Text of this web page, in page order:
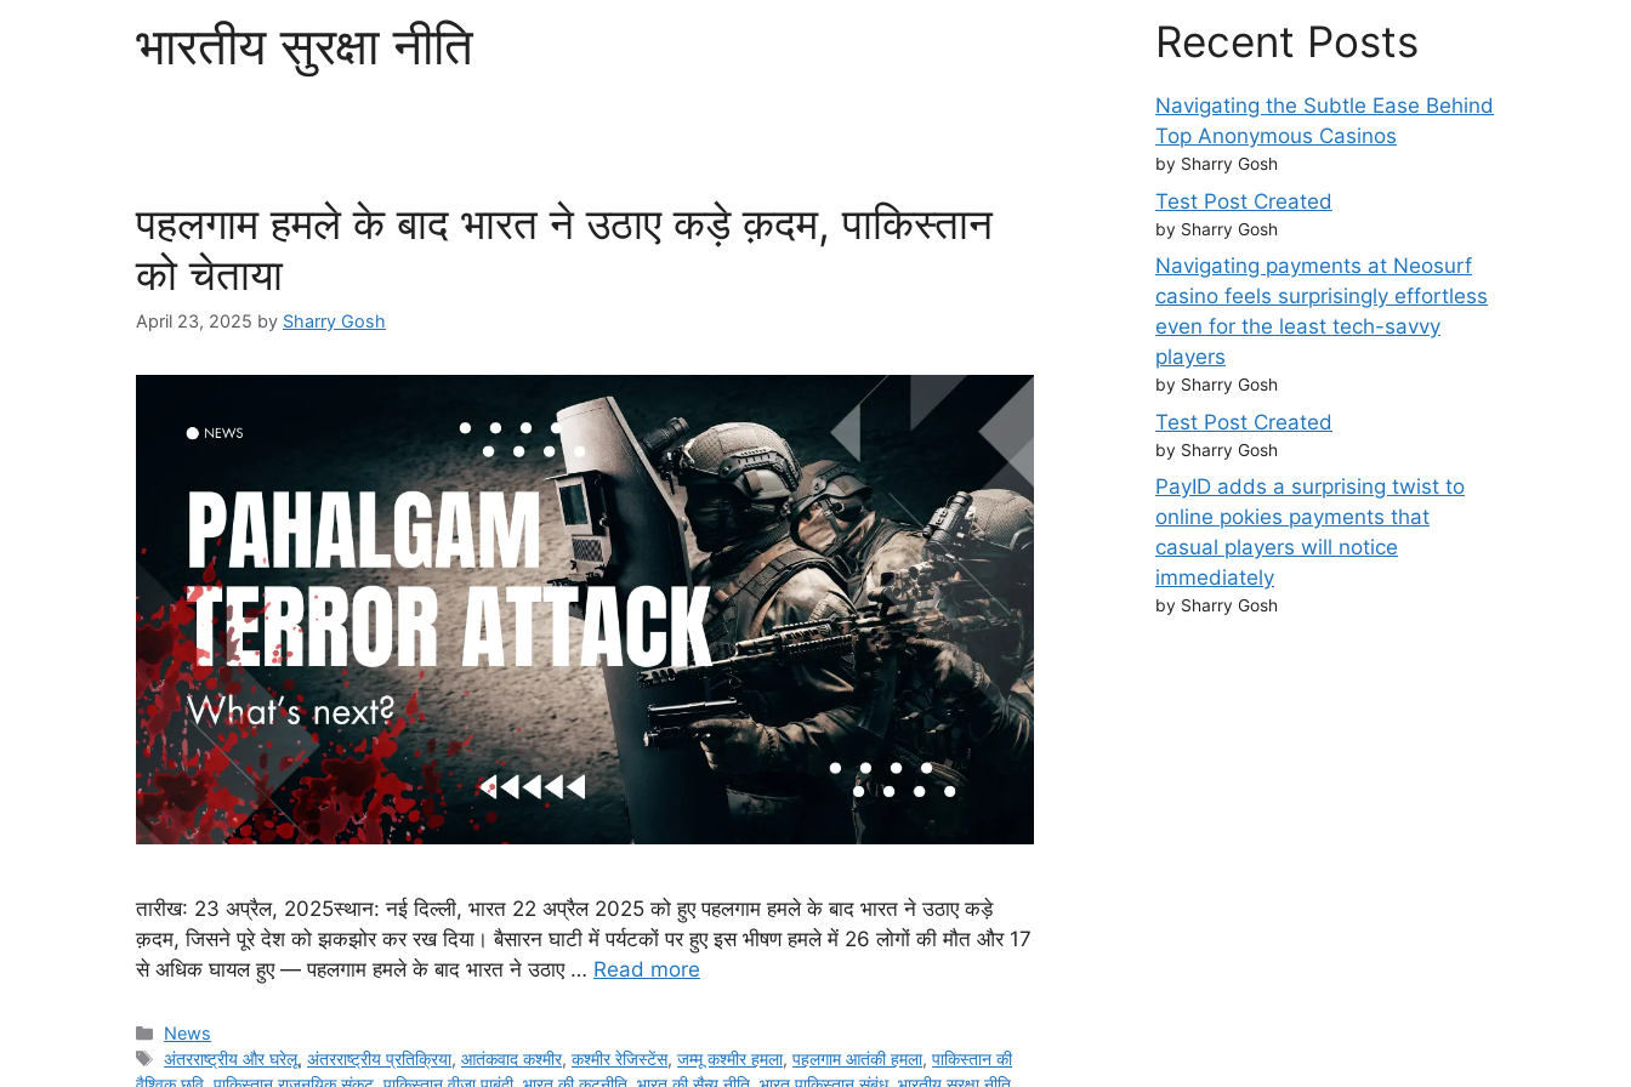
भारतीय सुरक्षा नीति
पहलगाम हमले के बाद भारत ने उठाए कड़े क़दम, पाकिस्तान
को चेताया
April 23, 2025 by Sharry Gosh
तारीख: 23 अप्रैल, 2025स्थान: नई दिल्ली, भारत 22 अप्रैल 2025 को हुए पहलगाम हमले के बाद भारत ने उठाए कड़े
क़दम, जिसने पूरे देश को झकझोर कर रख दिया। बैसारन घाटी में पर्यटकों पर हुए इस भीषण हमले में 26 लोगों की मौत और 17
से अधिक घायल हुए — पहलगाम हमले के बाद भारत ने उठाए … Read more
Categories
News
Tags
अंतरराष्ट्रीय और घरेलू,अंतरराष्ट्रीय प्रतिक्रिया,आतंकवाद कश्मीर,कश्मीर रेजिस्टेंस,जम्मू कश्मीर हमला,पहलगाम आतंकी हमला,पाकिस्तान की
Recent Posts
Navigating the Subtle Ease Behind
Top Anonymous Casinos
by Sharry Gosh
Test Post Created
by Sharry Gosh
Navigating payments at Neosurf
casino feels surprisingly effortless
even for the least tech-savvy
players
by Sharry Gosh
Test Post Created
by Sharry Gosh
PayID adds a surprising twist to
online pokies payments that
casual players will notice
immediately
by Sharry Gosh